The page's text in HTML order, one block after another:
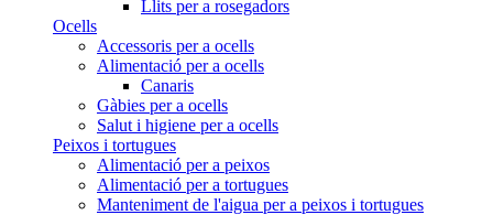
Llits per a rosegadors
Ocells
Accessoris per a ocells
Alimentació per a ocells
Canaris
Gàbies per a ocells
Salut i higiene per a ocells
Peixos i tortugues
Alimentació per a peixos
Alimentació per a tortugues
Manteniment de l'aigua per a peixos i tortugues